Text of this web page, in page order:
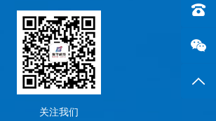
关注我们
联系
返回